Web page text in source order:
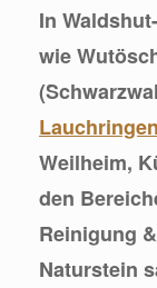
In
wie
Lauchringen
Weilheim,
den
Reinigung
Naturstein